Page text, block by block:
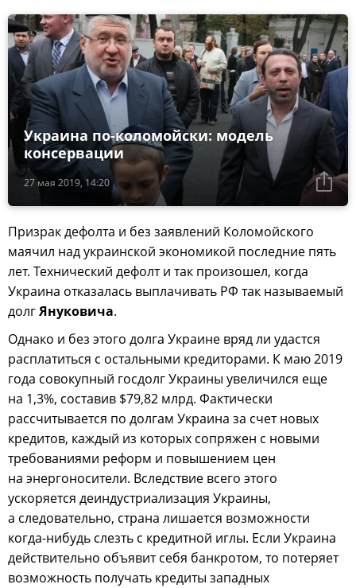
27 мая 2019, 14:20
Украина по-коломойски: модель
консервации
Призрак дефолта и без заявлений Коломойского
маячил над украинской экономикой последние пять
лет. Технический дефолт и так произошел, когда
Украина отказалась выплачивать РФ так называемый
долгЯнуковича.
Однако и без этого долга Украине вряд ли удастся
расплатиться с остальными кредиторами. К маю 2019
года совокупный госдолг Украины увеличился еще
на 1,3%, составив $79,82 млрд. Фактически
рассчитывается по долгам Украина за счет новых
кредитов, каждый из которых сопряжен с новыми
требованиями реформ и повышением цен
на энергоносители. Вследствие всего этого
ускоряется деиндустриализация Украины,
а следовательно, страна лишается возможности
когда-нибудь слезть с кредитной иглы. Если Украина
действительно объявит себя банкротом, то потеряет
возможность получать кредиты западных